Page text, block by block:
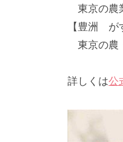
東京の農
【豊洲 が
東京の農
詳しくは公